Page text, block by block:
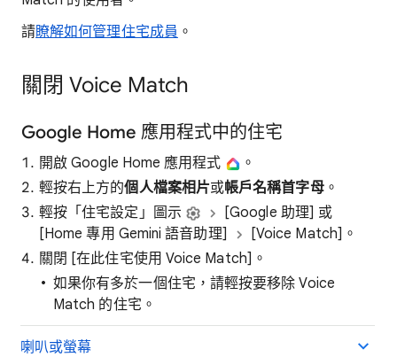
請瞭解如何管理住宅成員 。
關閉 Voice Match
Google Home 應用程式中的住宅
開啟 Google Home 應用程式
。
輕按右上方的個人檔案相片或帳戶名稱首字母。
輕按「住宅設定」圖示
[Google 助理] 或
[Home 專用 Gemini 語音助理]
[Voice Match]。
關閉 [在此住宅使用 Voice Match] 。
如果你有多於一個住宅，請輕按要移除 Voice
Match 的住宅。
喇叭或螢幕